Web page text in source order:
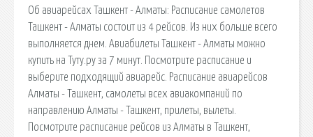
Об авиарейсах Ташкент - Алматы: Расписание самолетов
Ташкент - Алматы состоит из 4 рейсов. Из них больше всего
выполняется днем. Авиабилеты Ташкент - Алматы можно
купить на Туту.ру за 7 минут. Посмотрите расписание и
выберите подходящий авиарейс. Расписание авиарейсов
Алматы - Ташкент, самолеты всех авиакомпаний по
направлению Алматы - Ташкент, прилеты, вылеты.
Посмотрите расписание рейсов из Алматы в Ташкент,